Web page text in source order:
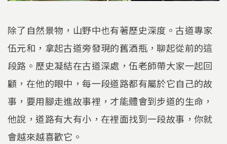
除了自然景物，山野中也有著歷史深度。古道專家
伍元和，拿起古道旁發現的舊酒瓶，聊起從前的這
段路。歷史凝結在古道深處，伍老師帶大家一起回
顧，在他的眼中，每一段道路都有屬於它自己的故
事，要用腳走進故事裡，才能體會到步道的生命，
他說，道路有大有小，在裡面找到一段故事，你就
會越來越喜歡它。